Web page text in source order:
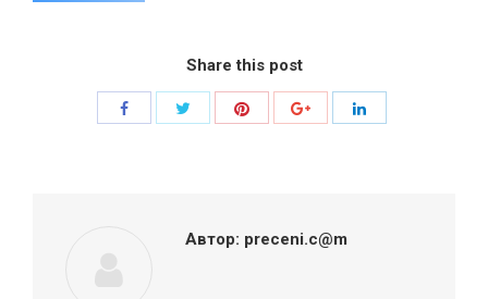
Share this post
Автор: preceni.c@m